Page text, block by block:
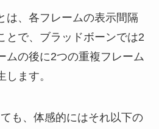
は、各フレームの表示間隔
とで、ブラッドボーンでは2
ムの後に2つの重複フレーム
ます。
も、体感的にはそれ以下の